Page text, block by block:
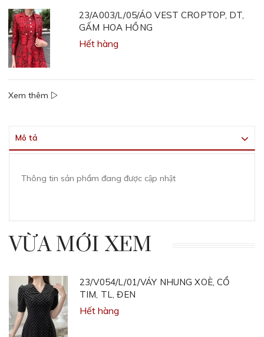
23/A003/L/05/ÁO VEST CROPTOP, DT,
GẤM HOA HỒNG
Hết hàng
Xem thêm
Mô tả
Thông tin sản phẩm đang được cập nhật
VỪA MỚI XEM
23/V054/L/01/VÁY NHUNG XOÈ, CỔ
TIM, TL, ĐEN
Hết hàng